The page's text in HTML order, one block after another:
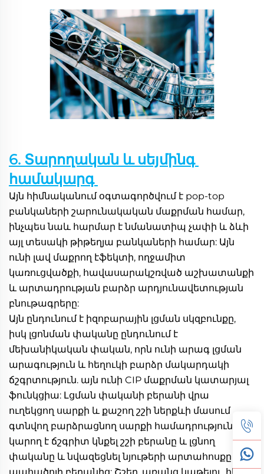
6. Տարողական և սեյմինգ
համակարգ
Այն հիմնականում օգտագործվում է pop-top
բանկաների շարունակական մաքրման համար,
ինչպես նաև հարմար է նմանատիպ չափի և ձևի
այլ տեսակի թիթեղյա բանկաների համար: Այն
ունի լավ մաքրող էֆեկտի, ողջամիտ
կառուցվածքի, հավասարակշռված աշխատանքի
և արտադրության բարձր արդյունավետության
բնութագրերը:
Այն ընդունում է իզոբարային լցման սկզբունքը,
իսկ լցոնման փականը ընդունում է
մեխանիկական փական, որն ունի արագ լցման
արագություն և հեղուկի բարձր մակարդակի
ճշգրտություն. այն ունի CIP մաքրման կատարյալ
ֆունկցիա: Լցման փականի բերանի վրա
ուղեկցող սարքի և քաշող շշի ներքևի մասում
գտնվող բարձրացնող սարքի համադրությունը
կարող է ճշգրիտ կնքել շշի բերանը և լցնող
փականը և նվազեցնել նյութերի արտահոսքը
պահածոյի բերանից: Շշեր, առանց կաթելու, հեշտ